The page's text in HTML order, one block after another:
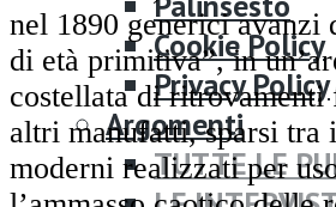
Cookie Policy
Privacy Policy
Argomenti
TUTTE LE
nel 1890 generici avanzi
di età primitiva”, in
costellata di
altri manufatti, sparsi tra
moderni realizzati per